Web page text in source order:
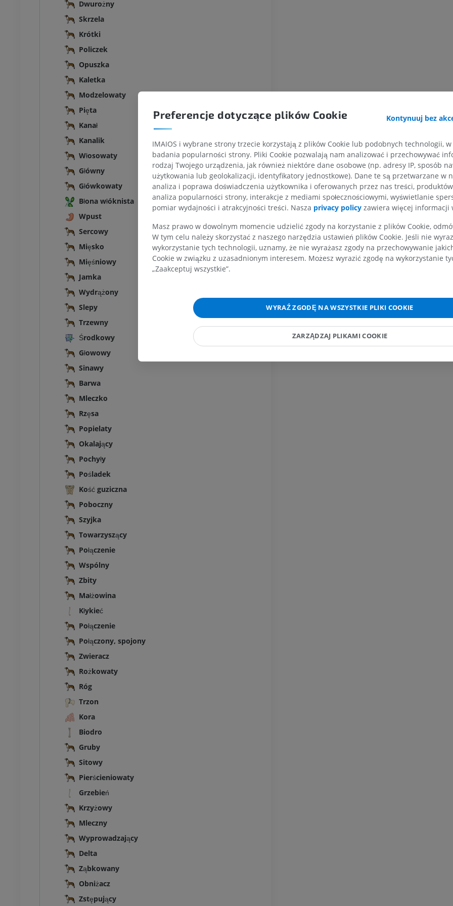
Dwurożny
Skrzela
Krótki
Policzek
Opuszka
Kaletka
Modzelowaty
Pięta
Kanał
Kanalik
Włosowaty
Główny
Główkowaty
Błona włóknista
Wpust
Sercowy
Mięsko
Mięśniowy
Jamka
Wydrążony
Slepy
Trzewny
Środkowy
Głowowy
Sinawy
Barwa
Mleczko
Rzęsa
Popielaty
Okalający
Pochyły
Pośladek
Kość guziczna
Poboczny
Szyjka
Towarzyszący
Połączenie
Wspólny
Zbity
Małżowina
Kłykieć
Połączenie
Połączony, spojony
Zwieracz
Rożkowaty
Róg
Trzon
Kora
Biodro
Gruby
Sitowy
Pierścieniowaty
Grzebień
Krzyżowy
Mleczny
Wyprowadzający
Delta
Ząbkowany
Obniżacz
Zstępujący
Preferencje dotyczące plików Cookie Kontynuuj bez
IMAIOS i wybrane strony trzecie korzystają z plików Cookie lub podobnych technologii,
badania popularności strony. Pliki Cookie pozwalają nam analizować i przechowywać
rodzaj Twojego urządzenia, jak również niektóre dane osobowe (np. adresy IP, sposób
użytkowania lub geolokalizacji, identyfikatory jednostkowe). Dane te są przetwarzane w
analiza i poprawa doświadczenia użytkownika i oferowanych przez nas treści,
analiza popularności strony, interakcje z mediami społecznościowymi, wyświetlanie
pomiar wydajności i atrakcyjności treści. Nasza privacy policy zawiera więcej informacji
Masz prawo w dowolnym momencie udzielić zgody na korzystanie z plików Cookie,
W tym celu należy skorzystać z naszego narzędzia ustawień plików Cookie. Jeśli nie
wykorzystanie tych technologii, uznamy, że nie wyrażasz zgody na przechowywanie
Cookie w związku z uzasadnionym interesem. Możesz wyrazić zgodę na wykorzystanie
„Zaakceptuj wszystkie”.
WYRAŹ ZGODĘ NA WSZYSTKIE PLIKI COOKIE
ZARZĄDZAJ PLIKAMI COOKIE